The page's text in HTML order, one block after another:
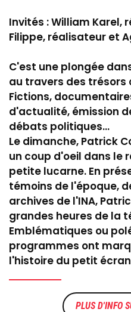
Invités : William Karel,
Filippe, réalisateur et
C'est une plongée
au travers des trésors
Fictions,
d'actualité, émission
débats politiques...
Le dimanche, Patrick
un coup d'oeil dans le
petite lucarne. En
témoins de l'époque,
archives de l'INA,
grandes heures de la
Emblématiques ou
programmes ont
l'histoire du petit